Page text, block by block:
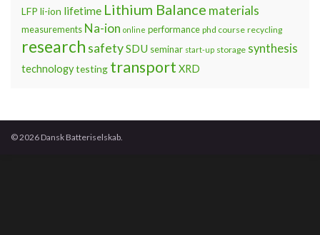
LFP li-ion lifetime Lithium Balance materials
measurements Na-ion online performance phd course recycling
research safetySDU seminar start-up storage synthesis
technologytesting transport XRD
© 2026 Dansk Batteriselskab.